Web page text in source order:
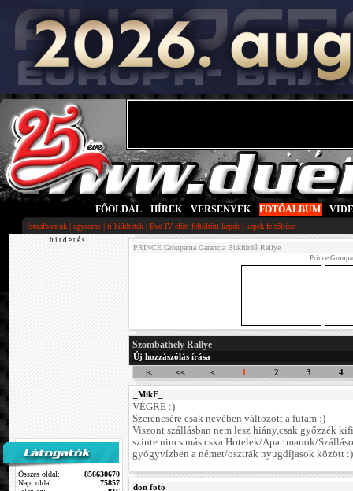
FŐOLDAL HÍREK VERSENYEK FOTÓALBUM
fotoalbumok | egysoros | ti küldtétek | Evo IV előtt feltöltött képek | képek feltöltése
h i r d e t é s
Összes oldal:
856630670
Napi oldal:
75857
PRINCE Groupama Garancia Bükfürdő Rallye
Prince
Szombathely Rallye
Új hozzászólás írása
|<
<< < 1 2 3 4
_MikE_
VÉGRE :)
Szerencsére csak nevében változott a futam :)
Viszont szállásban nem lesz hiány,csak győzzék
szinte nincs más cska Hotelek/Apartmanok/
gyógyvízben a német/osztrák nyugdíjasok között :)
don foto